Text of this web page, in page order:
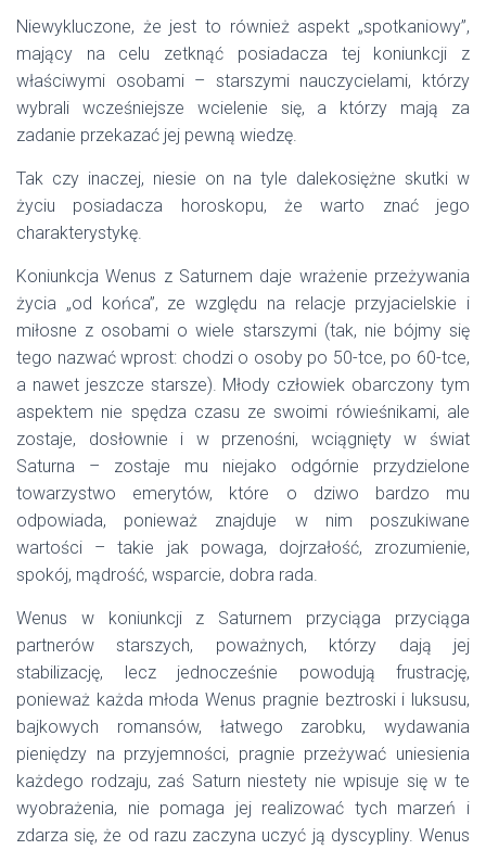
Niewykluczone, że jest to również aspekt „spotkaniowy”,
mający na celu zetknąć posiadacza tej koniunkcji z
właściwymi osobami – starszymi nauczycielami, którzy
wybrali wcześniejsze wcielenie się, a którzy mają za
zadanie przekazać jej pewną wiedzę.
Tak czy inaczej, niesie on na tyle dalekosiężne skutki w
życiu posiadacza horoskopu, że warto znać jego
charakterystykę.
Koniunkcja Wenus z Saturnem daje wrażenie przeżywania
życia „od końca”, ze względu na relacje przyjacielskie i
miłosne z osobami o wiele starszymi (tak, nie bójmy się
tego nazwać wprost: chodzi o osoby po 50-tce, po 60-tce,
a nawet jeszcze starsze). Młody człowiek obarczony tym
aspektem nie spędza czasu ze swoimi rówieśnikami, ale
zostaje, dosłownie i w przenośni, wciągnięty w świat
Saturna – zostaje mu niejako odgórnie przydzielone
towarzystwo emerytów, które o dziwo bardzo mu
odpowiada, ponieważ znajduje w nim poszukiwane
wartości – takie jak powaga, dojrzałość, zrozumienie,
spokój, mądrość, wsparcie, dobra rada.
Wenus w koniunkcji z Saturnem przyciąga przyciąga
partnerów starszych, poważnych, którzy dają jej
stabilizację, lecz jednocześnie powodują frustrację,
ponieważ każda młoda Wenus pragnie beztroski i luksusu,
bajkowych romansów, łatwego zarobku, wydawania
pieniędzy na przyjemności, pragnie przeżywać uniesienia
każdego rodzaju, zaś Saturn niestety nie wpisuje się w te
wyobrażenia, nie pomaga jej realizować tych marzeń i
zdarza się, że od razu zaczyna uczyć ją dyscypliny. Wenus